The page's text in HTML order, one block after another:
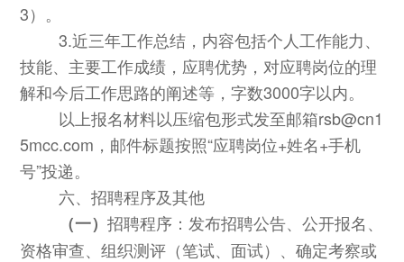
3）。
3.近三年工作总结，内容包括个人工作能力、
技能、主要工作成绩，应聘优势，对应聘岗位的理
解和今后工作思路的阐述等，字数3000字以内。
以上报名材料以压缩包形式发至邮箱rsb@cn1
5mcc.com，邮件标题按照“应聘岗位+姓名+手机
号”投递。
六、招聘程序及其他
（一）招聘程序：发布招聘公告、公开报名、
资格审查、组织测评（笔试、面试）、确定考察或